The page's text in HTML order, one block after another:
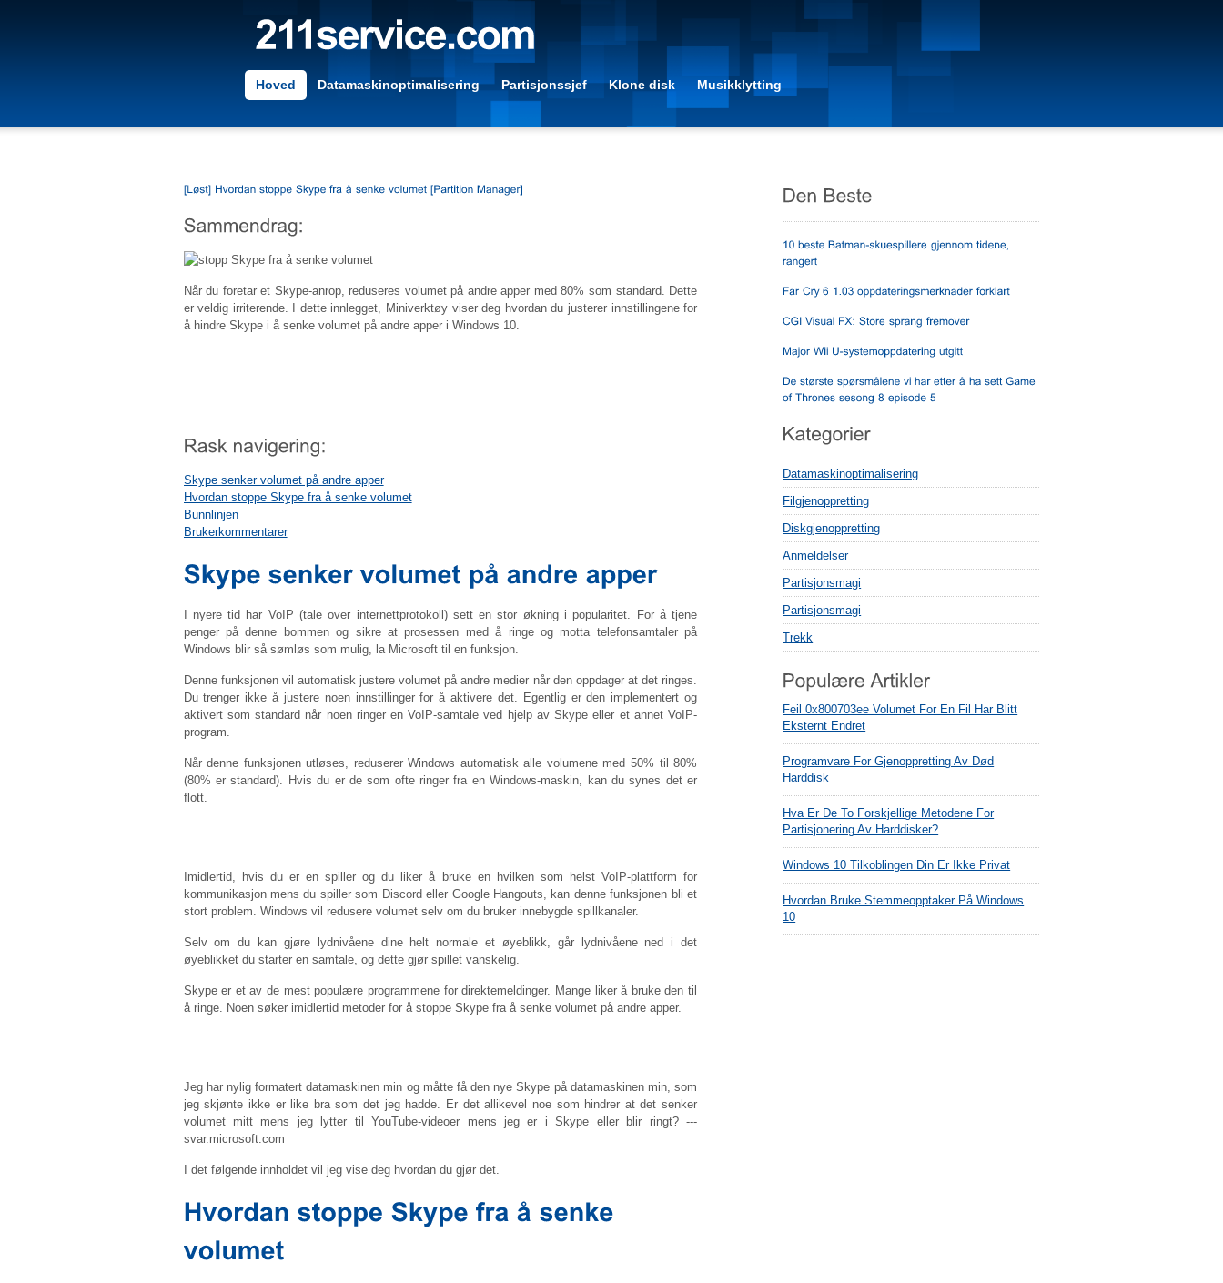
Hoved Datamaskinoptimalisering Partisjonssjef Klone disk Musikklytting
Når du foretar et Skype-anrop, reduseres volumet på andre apper med 80% som standard. Dette
er veldig irriterende. I dette innlegget, Miniverktøy viser deg hvordan du justerer innstillingene for
å hindre Skype i å senke volumet på andre apper i Windows 10.
Skype senker volumet på andre apper
Hvordan stoppe Skype fra å senke volumet
Bunnlinjen
Brukerkommentarer
I nyere tid har VoIP (tale over internettprotokoll) sett en stor økning i popularitet. For å tjene
penger på denne bommen og sikre at prosessen med å ringe og motta telefonsamtaler på
Windows blir så sømløs som mulig, la Microsoft til en funksjon.
Denne funksjonen vil automatisk justere volumet på andre medier når den oppdager at det ringes.
Du trenger ikke å justere noen innstillinger for å aktivere det. Egentlig er den implementert og
aktivert som standard når noen ringer en VoIP-samtale ved hjelp av Skype eller et annet VoIP-
program.
Når denne funksjonen utløses, reduserer Windows automatisk alle volumene med 50% til 80%
(80% er standard). Hvis du er de som ofte ringer fra en Windows-maskin, kan du synes det er
flott.
Imidlertid, hvis du er en spiller og du liker å bruke en hvilken som helst VoIP-plattform for
kommunikasjon mens du spiller som Discord eller Google Hangouts, kan denne funksjonen bli et
stort problem. Windows vil redusere volumet selv om du bruker innebygde spillkanaler.
Selv om du kan gjøre lydnivåene dine helt normale et øyeblikk, går lydnivåene ned i det
øyeblikket du starter en samtale, og dette gjør spillet vanskelig.
Skype er et av de mest populære programmene for direktemeldinger. Mange liker å bruke den til
å ringe. Noen søker imidlertid metoder for å stoppe Skype fra å senke volumet på andre apper.
Jeg har nylig formatert datamaskinen min og måtte få den nye Skype på datamaskinen min, som
jeg skjønte ikke er like bra som det jeg hadde. Er det allikevel noe som hindrer at det senker
volumet mitt mens jeg lytter til YouTube-videoer mens jeg er i Skype eller blir ringt?---
svar.microsoft.com
I det følgende innholdet vil jeg vise deg hvordan du gjør det.
Datamaskinoptimalisering
Filgjenoppretting
Diskgjenoppretting
Anmeldelser
Partisjonsmagi
Partisjonsmagi
Trekk
Feil 0x800703ee Volumet For En Fil Har Blitt
Eksternt Endret
Programvare For Gjenoppretting Av Død
Harddisk
Hva Er De To Forskjellige Metodene For
Partisjonering Av Harddisker?
Windows 10 Tilkoblingen Din Er Ikke Privat
Hvordan Bruke Stemmeopptaker På Windows
10